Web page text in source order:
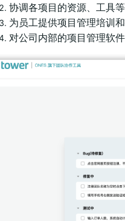
协调各项目的资源、工具
为员工提供项目管理培训
对公司内部的项目管理软